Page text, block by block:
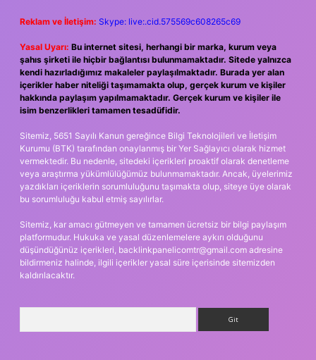
Reklam ve İletişim: Skype: live:.cid.575569c608265c69
Yasal Uyarı: Bu internet sitesi, herhangi bir marka, kurum veya
şahıs şirketi ile hiçbir bağlantısı bulunmamaktadır. Sitede yalnızca
kendi hazırladığımız makaleler paylaşılmaktadır. Burada yer alan
içerikler haber niteliği taşımamakta olup, gerçek kurum ve kişiler
hakkında paylaşım yapılmamaktadır. Gerçek kurum ve kişiler ile
isim benzerlikleri tamamen tesadüfidir.
Sitemiz, 5651 Sayılı Kanun gereğince Bilgi Teknolojileri ve İletişim
Kurumu (BTK) tarafından onaylanmış bir Yer Sağlayıcı olarak hizmet
vermektedir. Bu nedenle, sitedeki içerikleri proaktif olarak denetleme
veya araştırma yükümlülüğümüz bulunmamaktadır. Ancak, üyelerimiz
yazdıkları içeriklerin sorumluluğunu taşımakta olup, siteye üye olarak
bu sorumluluğu kabul etmiş sayılırlar.
Sitemiz, kar amacı gütmeyen ve tamamen ücretsiz bir bilgi paylaşım
platformudur. Hukuka ve yasal düzenlemelere aykırı olduğunu
düşündüğünüz içerikleri, backlinkpanelicomtr@gmail.com adresine
bildirmeniz halinde, ilgili içerikler yasal süre içerisinde sitemizden
kaldırılacaktır.